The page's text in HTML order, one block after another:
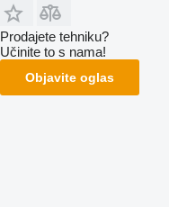
Prodajete tehniku?
Učinite to s nama!
Objavite oglas